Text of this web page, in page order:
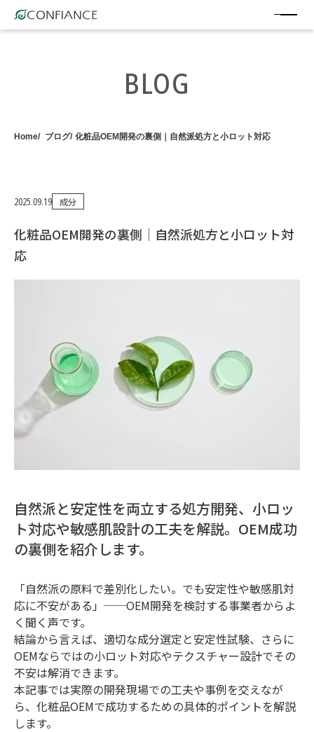
BLOG
Home ブログ 化粧品OEM開発の裏側｜自然派処方と小ロット対応
2025.09.19 成分
化粧品OEM開発の裏側｜自然派処方と小ロット対
応
自然派と安定性を両立する処方開発、小ロッ
ト対応や敏感肌設計の工夫を解説。OEM成功
の裏側を紹介します。
「自然派の原料で差別化したい。でも安定性や敏感肌対
応に不安がある」──OEM開発を検討する事業者からよ
く聞く声です。
結論から言えば、適切な成分選定と安定性試験、さらに
OEMならではの小ロット対応やテクスチャー設計でその
不安は解消できます。
本記事では実際の開発現場での工夫や事例を交えなが
ら、化粧品OEMで成功するための具体的ポイントを解説
します。